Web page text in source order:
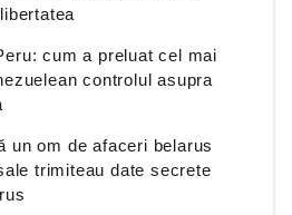
cum a preluat cel mai
controlul asupra
un om de afaceri belarus
trimiteau date secrete